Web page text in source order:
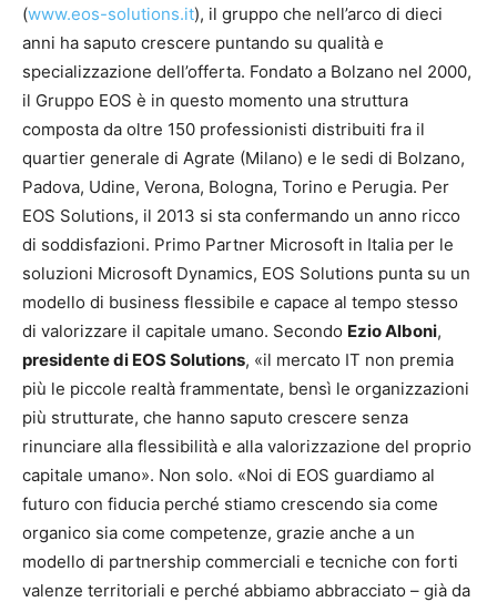
(www.eos-solutions.it), il gruppo che nell’arco di dieci
anni ha saputo crescere puntando su qualità e
specializzazione dell’offerta. Fondato a Bolzano nel 2000,
il Gruppo EOS è in questo momento una struttura
composta da oltre 150 professionisti distribuiti fra il
quartier generale di Agrate (Milano) e le sedi di Bolzano,
Padova, Udine, Verona, Bologna, Torino e Perugia. Per
EOS Solutions, il 2013 si sta confermando un anno ricco
di soddisfazioni. Primo Partner Microsoft in Italia per le
soluzioni Microsoft Dynamics, EOS Solutions punta su un
modello di business flessibile e capace al tempo stesso
di valorizzare il capitale umano. Secondo Ezio Alboni,
presidente di EOS Solutions, «il mercato IT non premia
più le piccole realtà frammentate, bensì le organizzazioni
più strutturate, che hanno saputo crescere senza
rinunciare alla flessibilità e alla valorizzazione del proprio
capitale umano». Non solo. «Noi di EOS guardiamo al
futuro con fiducia perché stiamo crescendo sia come
organico sia come competenze, grazie anche a un
modello di partnership commerciali e tecniche con forti
valenze territoriali e perché abbiamo abbracciato – già da